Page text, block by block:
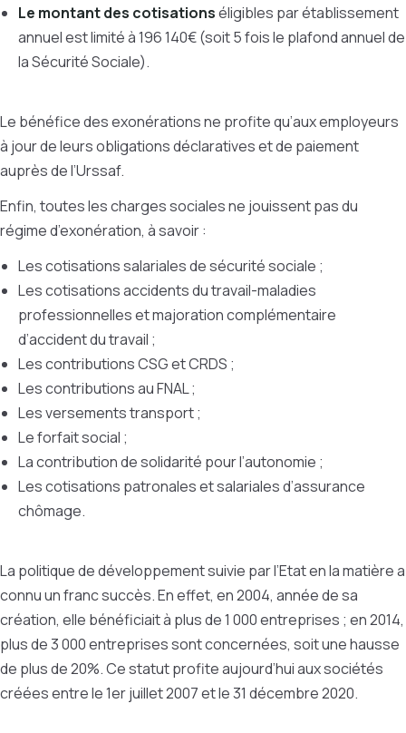
Le montant des cotisationséligibles par établissement
annuel est limité à 196 140€ (soit 5 fois le plafond annuel de
la Sécurité Sociale).
Le bénéfice des exonérations ne profite qu’aux employeurs
à jour de leurs obligations déclaratives et de paiement
auprès de l’Urssaf.
Enfin, toutes les charges sociales ne jouissent pas du
régime d’exonération, à savoir :
Les cotisations salariales de sécurité sociale ;
Les cotisations accidents du travail-maladies
professionnelles et majoration complémentaire
d’accident du travail ;
Les contributions CSG et CRDS ;
Les contributions au FNAL ;
Les versements transport ;
Le forfait social ;
La contribution de solidarité pour l’autonomie ;
Les cotisations patronales et salariales d’assurance
chômage.
La politique de développement suivie par l’Etat en la matière a
connu un franc succès. En effet, en 2004, année de sa
création, elle bénéficiait à plus de 1 000 entreprises ; en 2014,
plus de 3 000 entreprises sont concernées, soit une hausse
de plus de 20%. Ce statut profite aujourd’hui aux sociétés
créées entre le 1er juillet 2007 et le 31 décembre 2020.